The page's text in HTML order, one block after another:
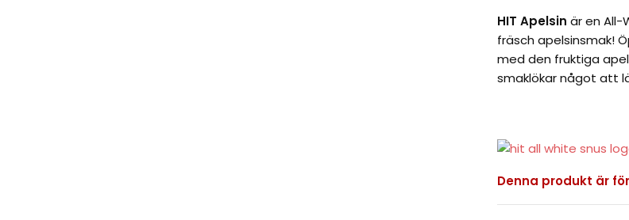
HIT Apelsin är en All-
fräsch apelsinsmak!
med den fruktiga
smaklökar något att
Denna produkt är